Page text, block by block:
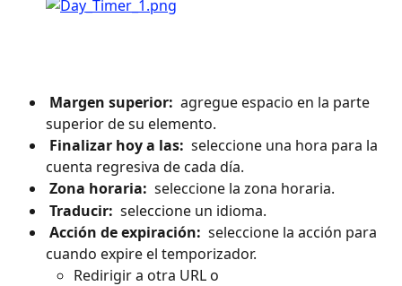
Margen superior: agregue espacio en la parte
superior de su elemento.
Finalizar hoy a las: seleccione una hora para la
cuenta regresiva de cada día.
Zona horaria: seleccione la zona horaria.
Traducir: seleccione un idioma.
Acción de expiración: seleccione la acción para
cuando expire el temporizador.
Redirigir a otra URL o